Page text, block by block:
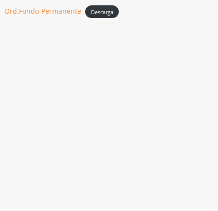
Ord.Fondo-Permanente Descarga